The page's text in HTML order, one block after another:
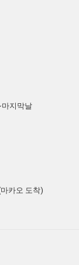
마지막날
카오 도착)